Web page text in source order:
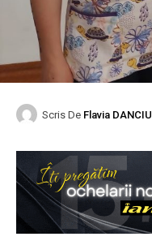
Scris De Flavia DANCIU